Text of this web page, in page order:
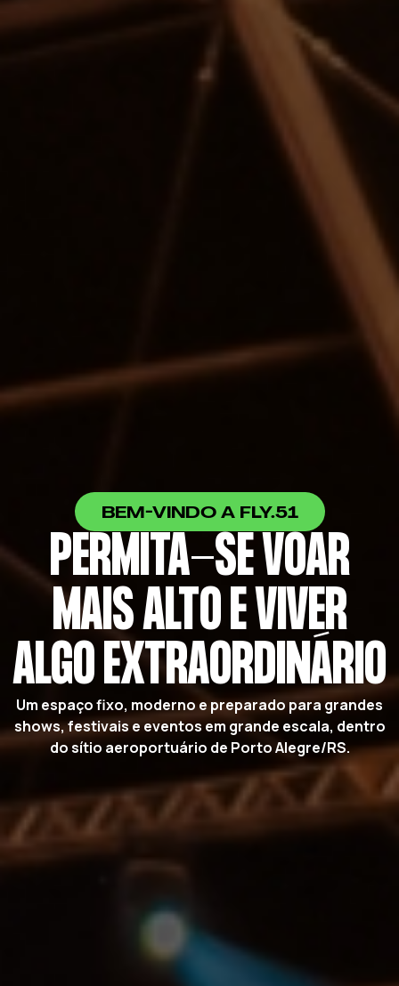
BEM-VINDO A FLY.51
PERMITA-SE VOAR
MAIS ALTO E VIVER
ALGO EXTRAORDINÁRIO
Um espaço fixo, moderno e preparado para grandes
shows, festivais e eventos em grande escala, dentro
do sítio aeroportuário de Porto Alegre/RS.